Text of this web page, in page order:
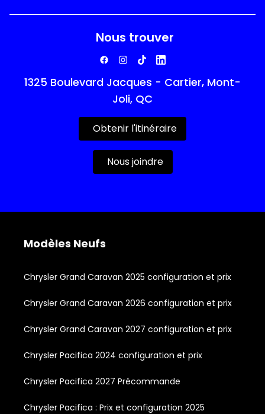
Nous trouver
1325 Boulevard Jacques - Cartier, Mont-
Joli, QC
Obtenir l'itinéraire
Nous joindre
Modèles Neufs
Chrysler Grand Caravan 2025 configuration et prix
Chrysler Grand Caravan 2026 configuration et prix
Chrysler Grand Caravan 2027 configuration et prix
Chrysler Pacifica 2024 configuration et prix
Chrysler Pacifica 2027 Précommande
Chrysler Pacifica : Prix et configuration 2025